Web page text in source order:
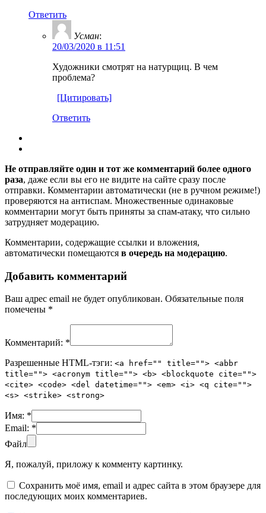
Ответить
Усман:
20/03/2020 в 11:51
Художники смотрят на натурщиц. В чем
проблема?
[Цитировать]
Ответить
Не отправляйте один и тот же комментарий более одного
раза, даже если вы его не видите на сайте сразу после
отправки. Комментарии автоматически (не в ручном режиме!)
проверяются на антиспам. Множественные одинаковые
комментарии могут быть приняты за спам-атаку, что сильно
затрудняет модерацию.
Комментарии, содержащие ссылки и вложения,
автоматически помещаются в очередь на модерацию.
Добавить комментарий
Ваш адрес email не будет опубликован. Обязательные поля
помечены *
Комментарий: *
Разрешенные HTML-тэги: <a href="" title=""> <abbr
title=""> <acronym title=""> <b> <blockquote cite="">
<cite> <code> <del datetime=""> <em> <i> <q cite="">
<s> <strike> <strong>
Имя: *
Email: *
Файл
Я, пожалуй, приложу к комменту картинку.
Сохранить моё имя, email и адрес сайта в этом браузере для
последующих моих комментариев.